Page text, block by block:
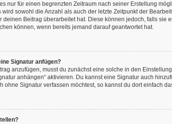
nur für einen begrenzten Zeitraum nach seiner Erstellung
sowohl die Anzahl als auch der letzte Zeitpunkt der
deinen Beitrag überarbeitet hat. Diese können jedoch, falls
können, wenn bereits jemand darauf geantwortet hat.
Signatur anfügen?
anzufügen, musst du zunächst eine solche in den
anhängen“ aktivieren. Du kannst eine Signatur auch
ohne Signatur verfassen möchtest, so kannst du dort einfach